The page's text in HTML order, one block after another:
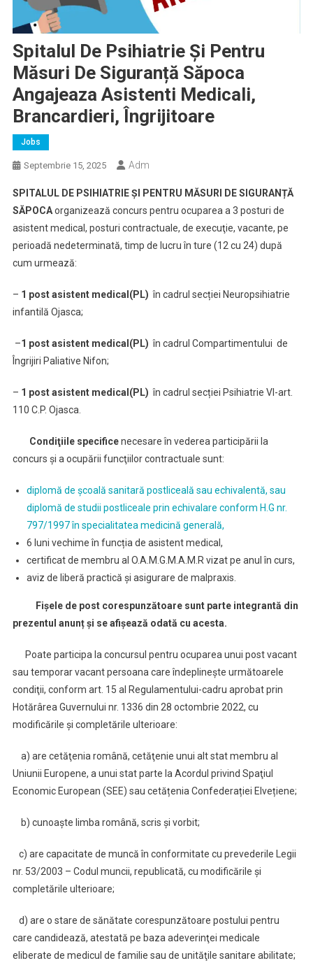
Spitalul De Psihiatrie Și Pentru
Măsuri De Siguranță Săpoca
Angajeaza Asistenti Medicali,
Brancardieri, Îngrijitoare
Jobs
Septembrie 15, 2025 Adm
SPITALUL DE PSIHIATRIE ȘI PENTRU MĂSURI DE SIGURANȚĂ
SĂPOCAorganizează concurs pentru ocuparea a 3 posturi de
asistent medical, posturi contractuale, de execuţie, vacante, pe
perioadă nedeterminată, timp de lucru în ture (12 cu 24) după
cum urmează:
– 1 post asistent medical(PL) în cadrul secției Neuropsihiatrie
infantilă Ojasca;
–1 post asistent medical(PL) în cadrul Compartimentului de
Îngrijiri Paliative Nifon;
– 1 post asistent medical(PL) în cadrul secției Psihiatrie VI-art.
110 C.P. Ojasca.
Condiţiile specificenecesare în vederea participării la
concurs şi a ocupării funcţiilor contractuale sunt:
diplomă de școală sanitară postliceală sau echivalentă, sau
diplomă de studii postliceale prin echivalare conform H.G nr.
797/1997 în specialitatea medicină generală,
6 luni vechime în funcția de asistent medical,
certificat de membru al O.A.M.G.M.A.M.R vizat pe anul în curs,
aviz de liberă practică și asigurare de malpraxis.
Fișele de post corespunzătoare sunt parte integrantă din
prezentul anunț și se afișează odată cu acesta.
Poate participa la concursul pentru ocuparea unui post vacant
sau temporar vacant persoana care îndeplineşte următoarele
condiţii, conform art. 15 al Regulamentului-cadru aprobat prin
Hotărârea Guvernului nr. 1336 din 28 octombrie 2022, cu
modificările și completările ulterioare:
a) are cetăţenia română, cetăţenie unui alt stat membru al
Uniunii Europene, a unui stat parte la Acordul privind Spaţiul
Economic European (SEE) sau cetățenia Confederației Elvețiene;
b) cunoaşte limba română, scris şi vorbit;
c) are capacitate de muncă în conformitate cu prevederile Legii
nr. 53/2003 – Codul muncii, republicată, cu modificările şi
completările ulterioare;
d) are o stare de sănătate corespunzătoare postului pentru
care candidează, atestată pe baza adeverinţei medicale
eliberate de medicul de familie sau de unităţile sanitare abilitate;